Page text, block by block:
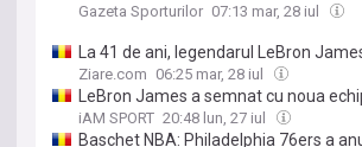
Gazeta Sporturilor 07:13 mar, 28 iul
La 41 de ani, legendarul LeBron
Ziare.com 06:25 mar, 28 iul
LeBron James a semnat cu noua
iAM SPORT 20:48 lun, 27 iul
Baschet NBA: Philadelphia 76ers a